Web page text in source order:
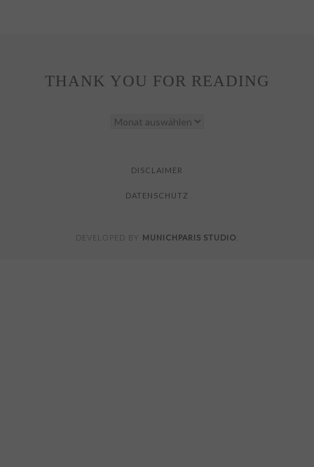
THANK YOU FOR READING
YOU
DISCLAIMER
DATENSCHUTZ
DEVELOPED BY MUNICHPARIS STUDIO